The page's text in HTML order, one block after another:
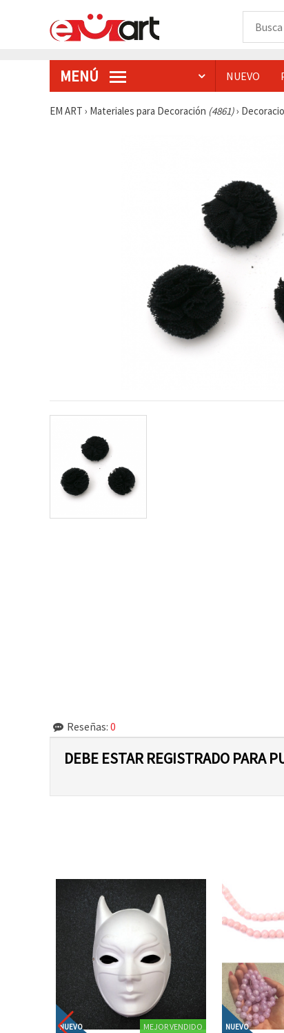
MENÚ NUEVO
EM ART › Materiales para Decoración (4861)›
Reseñas: 0
DEBE ESTAR REGISTRADO PARA
NUEVO MEJOR VENDIDO NUEVO